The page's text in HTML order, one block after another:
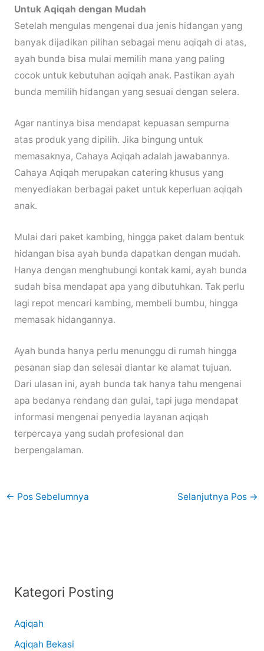
Untuk Aqiqah dengan Mudah
Setelah mengulas mengenai dua jenis hidangan yang
banyak dijadikan pilihan sebagai menu aqiqah di atas,
ayah bunda bisa mulai memilih mana yang paling
cocok untuk kebutuhan aqiqah anak. Pastikan ayah
bunda memilih hidangan yang sesuai dengan selera.
Agar nantinya bisa mendapat kepuasan sempurna
atas produk yang dipilih. Jika bingung untuk
memasaknya, Cahaya Aqiqah adalah jawabannya.
Cahaya Aqiqah merupakan catering khusus yang
menyediakan berbagai paket untuk keperluan aqiqah
anak.
Mulai dari paket kambing, hingga paket dalam bentuk
hidangan bisa ayah bunda dapatkan dengan mudah.
Hanya dengan menghubungi kontak kami, ayah bunda
sudah bisa mendapat apa yang dibutuhkan. Tak perlu
lagi repot mencari kambing, membeli bumbu, hingga
memasak hidangannya.
Ayah bunda hanya perlu menunggu di rumah hingga
pesanan siap dan selesai diantar ke alamat tujuan.
Dari ulasan ini, ayah bunda tak hanya tahu mengenai
apa bedanya rendang dan gulai, tapi juga mendapat
informasi mengenai penyedia layanan aqiqah
terpercaya yang sudah profesional dan
berpengalaman.
← Pos Sebelumnya Selanjutnya Pos →
Kategori Posting
Aqiqah
Aqiqah Bekasi